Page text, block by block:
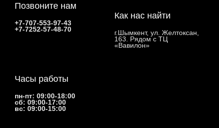
Позвоните нам
+7-707-553-97-43
+7-7252-57-48-70
Как нас найти
г.Шымкент, ул. Желтоксан,
163. Рядом с ТЦ
«Вавилон»
Часы работы
пн-пт: 09:00-18:00
сб: 09:00-17:00
вс: 09:00-15:00